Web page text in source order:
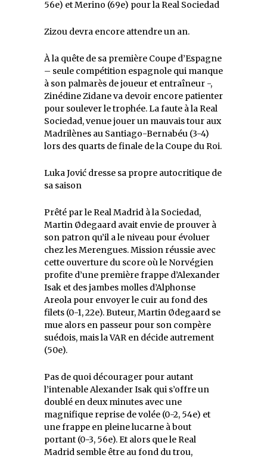
56e) et Merino (69e) pour la Real Sociedad
Zizou devra encore attendre un an.
À la quête de sa première Coupe d’Espagne
– seule compétition espagnole qui manque
à son palmarès de joueur et entraîneur -,
Zinédine Zidane va devoir encore patienter
pour soulever le trophée. La faute à la Real
Sociedad, venue jouer un mauvais tour aux
Madrilènes au Santiago-Bernabéu (3-4)
lors des quarts de finale de la Coupe du Roi.
Luka Jović dresse sa propre autocritique de
sa saison
Prêté par le Real Madrid à la Sociedad,
Martin Ødegaard avait envie de prouver à
son patron qu’il a le niveau pour évoluer
chez les Merengues. Mission réussie avec
cette ouverture du score où le Norvégien
profite d’une première frappe d’Alexander
Isak et des jambes molles d’Alphonse
Areola pour envoyer le cuir au fond des
filets (0-1, 22e). Buteur, Martin Ødegaard se
mue alors en passeur pour son compère
suédois, mais la VAR en décide autrement
(50e).
Pas de quoi décourager pour autant
l’intenable Alexander Isak qui s’offre un
doublé en deux minutes avec une
magnifique reprise de volée (0-2, 54e) et
une frappe en pleine lucarne à bout
portant (0-3, 56e). Et alors que le Real
Madrid semble être au fond du trou,